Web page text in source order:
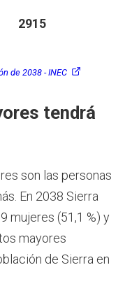
2915
de 2038 - INEC
tendrá
son las personas
En 2038 Sierra
mujeres (51,1 %) y
mayores
de Sierra en